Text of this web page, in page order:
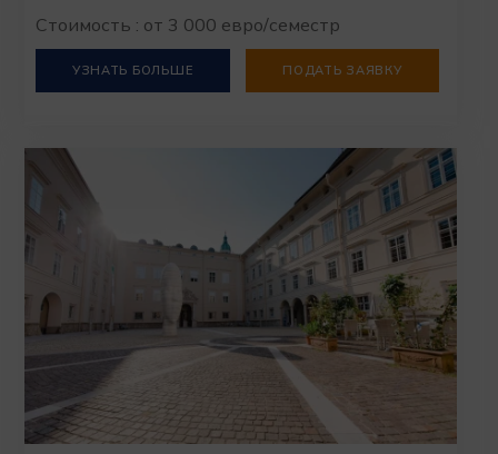
Стоимость : от 3 000 евро/семестр
УЗНАТЬ БОЛЬШЕ ПОДАТЬ ЗАЯВКУ